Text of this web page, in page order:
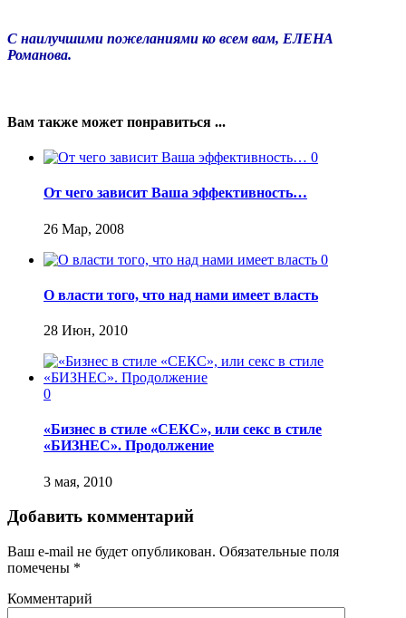
С наилучшими пожеланиями ко всем вам, ЕЛЕНА
Романова.
Вам также может понравиться ...
0
От чего зависит Ваша эффективность…
26 Мар, 2008
0
О власти того, что над нами имеет власть
28 Июн, 2010
0
«Бизнес в стиле «СЕКС», или секс в стиле
«БИЗНЕС». Продолжение
3 мая, 2010
Добавить комментарий
Ваш e-mail не будет опубликован. Обязательные поля
помечены *
Комментарий